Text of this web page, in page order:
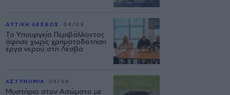
ΔΥΤΙΚΗ ΛΕΣΒΟΣ 04/08
Το Υπουργείο Περιβάλλοντος
άφησε χωρίς χρηματοδότηση
έργα νερού στη Λέσβο
ΑΣΤΥΝΟΜΙΑ 04/08
Μυστήριο στον Ασώματο με